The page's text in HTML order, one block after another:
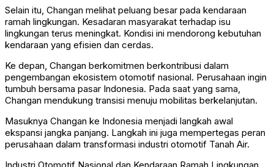
Selain itu, Changan melihat peluang besar pada kendaraan
ramah lingkungan. Kesadaran masyarakat terhadap isu
lingkungan terus meningkat. Kondisi ini mendorong kebutuhan
kendaraan yang efisien dan cerdas.
Ke depan, Changan berkomitmen berkontribusi dalam
pengembangan ekosistem otomotif nasional. Perusahaan ingin
tumbuh bersama pasar Indonesia. Pada saat yang sama,
Changan mendukung transisi menuju mobilitas berkelanjutan.
Masuknya Changan ke Indonesia menjadi langkah awal
ekspansi jangka panjang. Langkah ini juga mempertegas peran
perusahaan dalam transformasi industri otomotif Tanah Air.